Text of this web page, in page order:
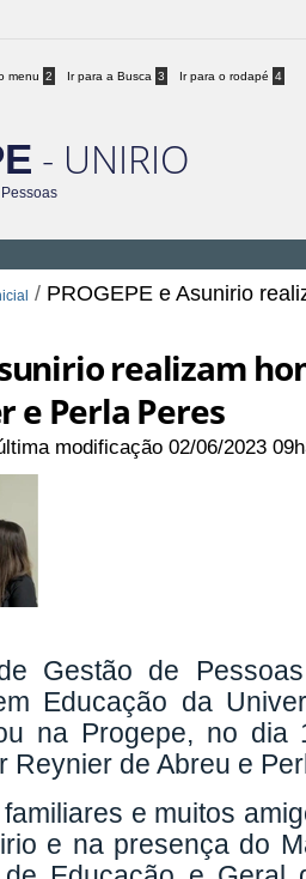
menu 2 Ir para a Busca 3 Ir para o rodapé 4
- UNIRIO
/ PROGEPE e Asunirio
realizam
e Perla Peres
modificação 02/06/2023
Gestão de
Educação da
na Progepe, no dia
Reynier de Abreu e
e muitos
e na presença do